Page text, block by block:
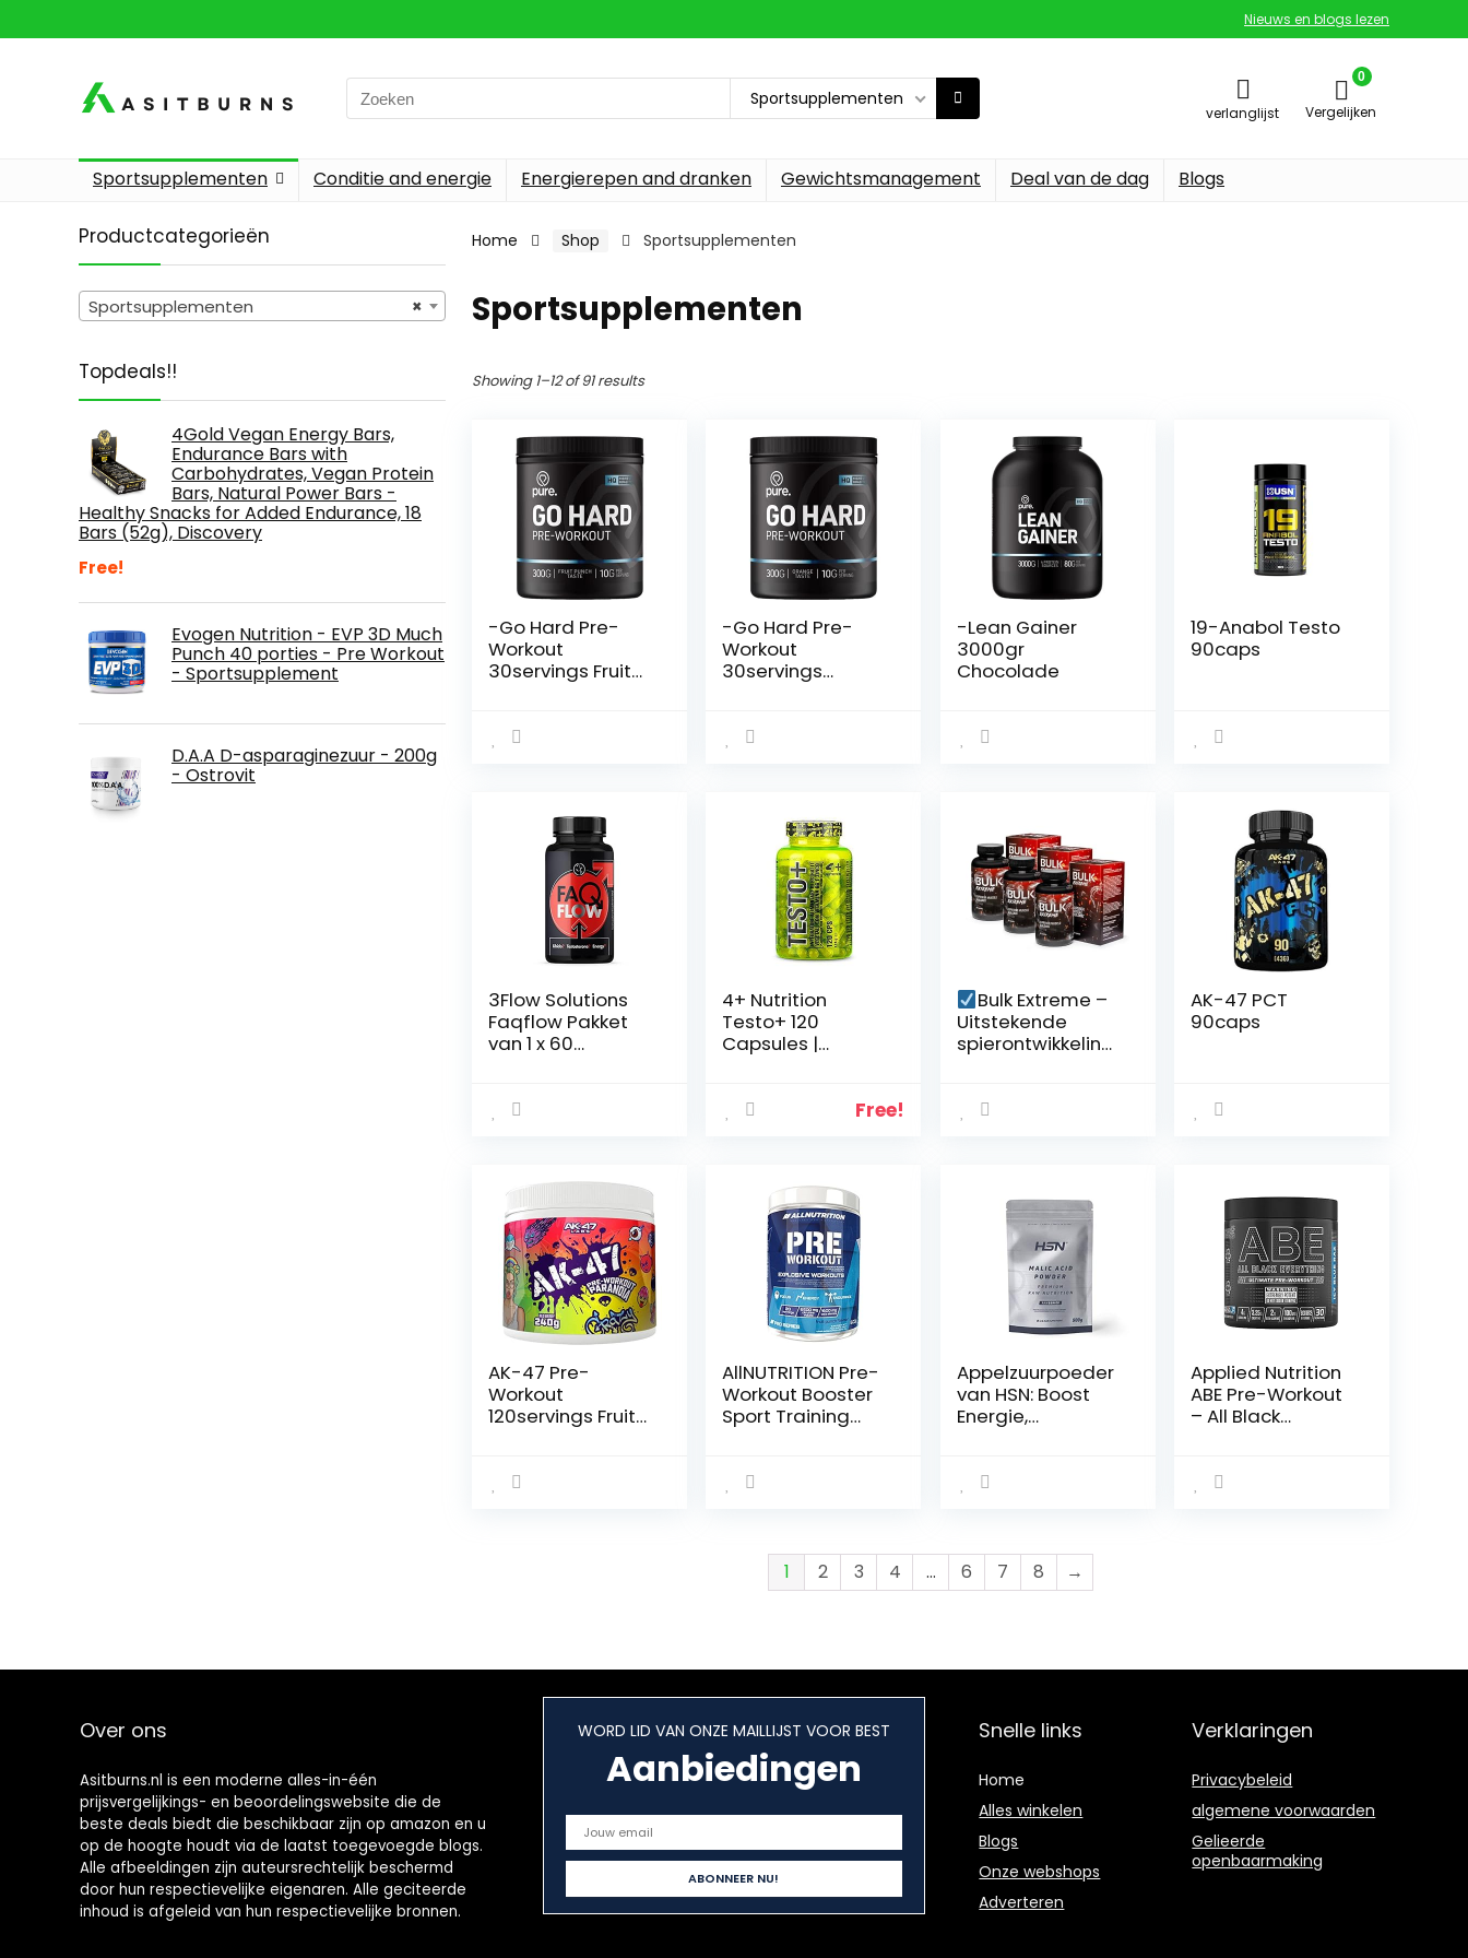
Nieuws en blogs lezen
Search
for:
Sportsupplementen
verlanglijst
0
Vergelijken
Sportsupplementen Conditie and energie Energierepen and dranken Gewichtsmanagement Deal van de dag Blogs
Productcategorieën
×
Sportsupplementen
Topdeals!!
4Gold Vegan Energy Bars,
Endurance Bars with
Carbohydrates, Vegan Protein
Bars, Natural Power Bars -
Healthy Snacks for Added Endurance, 18
Bars (52g), Discovery
Free!
Evogen Nutrition - EVP 3D Much
Punch 40 porties - Pre Workout
- Sportsupplement
D.A.A D-asparaginezuur - 200g
- Ostrovit
Home Shop Sportsupplementen
Sportsupplementen
Showing 1–12 of 91 results
-Go Hard Pre-
Workout
30servings Fruit
-Go Hard Pre-
Workout
30servings
-Lean Gainer
3000gr
Chocolade
19-Anabol Testo
90caps
3Flow Solutions
Faqflow Pakket
van 1 x 60
DAA – Shilajit
– Formule voor
Mannen –
Testosteronboost
er
4+ Nutrition
Testo+ 120
Capsules |
Hormoononderst
| Maca Root | Zink
| Vitamine B6 |
Zwarte Peper
Free!
Bulk Extreme –
Uitstekende
spierontwikkeling,
energie,
voordeelpakket
(270 capsules)
AK-47 PCT
90caps
AK-47 Pre-
Workout
120servings Fruit
AllNUTRITION Pre-
Workout Booster
Sport Training
Fruit
Appelzuurpoeder
van HSN: Boost
Energie,
Verbetert
Vegetarisch,
Lactosevrij,
Smaakvrij, 500g.
Applied Nutrition
ABE Pre-Workout
– All Black
Blauwe
1 2 3 4 … 6 7 8 →
Over ons
Asitburns.nl is een moderne alles-in-één
prijsvergelijkings- en beoordelingswebsite die de
beste deals biedt die beschikbaar zijn op amazon en u
op de hoogte houdt via de laatst toegevoegde blogs.
Alle afbeeldingen zijn auteursrechtelijk beschermd
door hun respectievelijke eigenaren. Alle geciteerde
inhoud is afgeleid van hun respectievelijke bronnen.
WORD LID VAN ONZE MAILLIJST VOOR BEST
Aanbiedingen
Snelle links
Home
Alles winkelen
Blogs
Onze webshops
Adverteren
Verklaringen
Privacybeleid
algemene voorwaarden
Gelieerde
openbaarmaking